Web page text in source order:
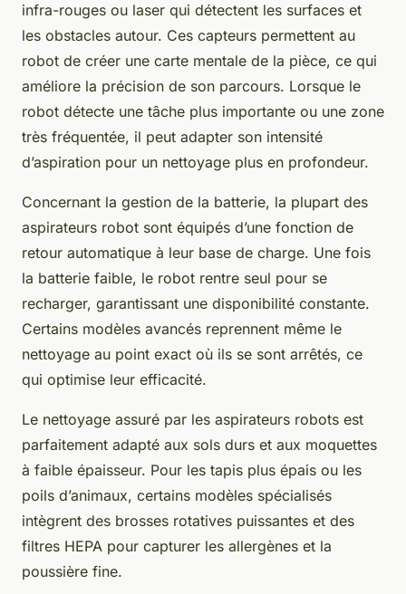
infra-rouges ou laser qui détectent les surfaces et
les obstacles autour. Ces capteurs permettent au
robot de créer une carte mentale de la pièce, ce qui
améliore la précision de son parcours. Lorsque le
robot détecte une tâche plus importante ou une zone
très fréquentée, il peut adapter son intensité
d’aspiration pour un nettoyage plus en profondeur.
Concernant la gestion de la batterie, la plupart des
aspirateurs robot sont équipés d’une fonction de
retour automatique à leur base de charge. Une fois
la batterie faible, le robot rentre seul pour se
recharger, garantissant une disponibilité constante.
Certains modèles avancés reprennent même le
nettoyage au point exact où ils se sont arrêtés, ce
qui optimise leur efficacité.
Le nettoyage assuré par les aspirateurs robots est
parfaitement adapté aux sols durs et aux moquettes
à faible épaisseur. Pour les tapis plus épais ou les
poils d’animaux, certains modèles spécialisés
intègrent des brosses rotatives puissantes et des
filtres HEPA pour capturer les allergènes et la
poussière fine.